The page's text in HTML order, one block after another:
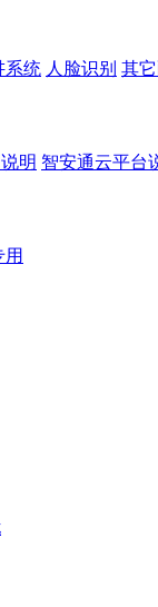
系统 人脸识别 其
明 智安通云平台